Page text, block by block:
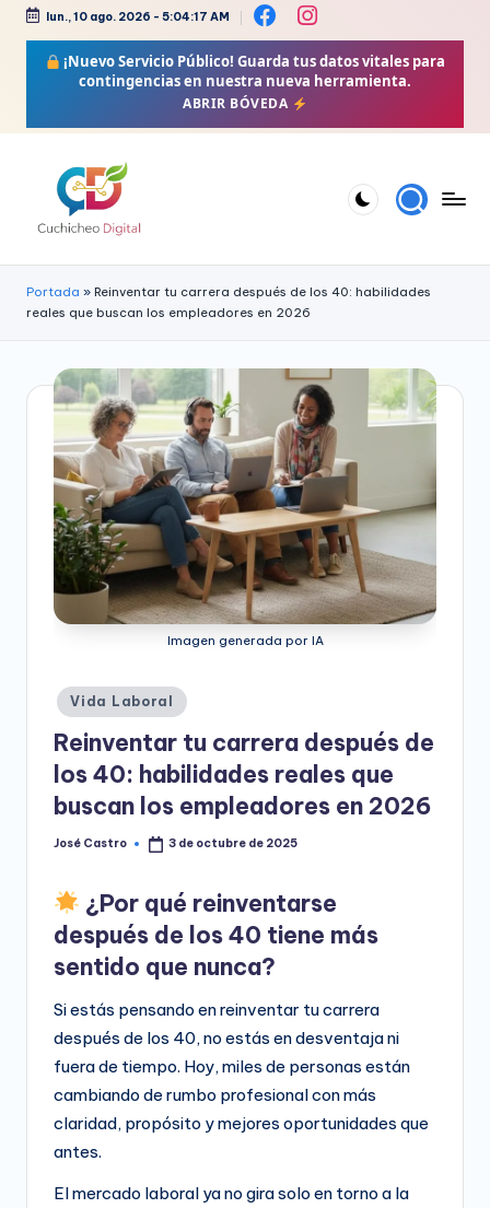
lun., 10 ago. 2026 - 5:04:17 AM
¡Nuevo Servicio Público! Guarda tus datos vitales para
contingencias en nuestra nueva herramienta.
ABRIR BÓVEDA
u
c
o
Moda,
Crochet,
Zen
Portada » Reinventar tu carrera después de los 40: habilidades
reales que buscan los empleadores en 2026
Imagen generada por IA
Publicado
en
Vida Laboral
Reinventar tu carrera después de
los 40: habilidades reales que
buscan los empleadores en 2026
Publicado
José Castro 3 de octubre de 2025
¿Por qué reinventarse
después de los 40 tiene más
sentido que nunca?
Si estás pensando en reinventar tu carrera
después de los 40, no estás en desventaja ni
fuera de tiempo. Hoy, miles de personas están
cambiando de rumbo profesional con más
claridad, propósito y mejores oportunidades que
antes.
El mercado laboral ya no gira solo en torno a la